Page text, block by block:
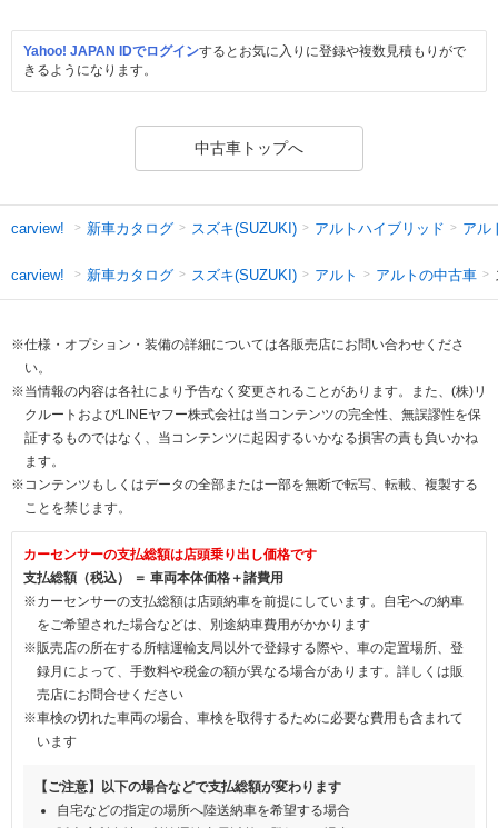
Yahoo! JAPAN IDでログインするとお気に入りに登録や複数見積もりがで
きるようになります。
中古車トップへ
carview! 新車カタログ スズキ(SUZUKI) アルトハイブリッド アル
carview! 新車カタログ スズキ(SUZUKI) アルト アルトの中古車
※仕様・オプション・装備の詳細については各販売店にお問い合わせくださ
い。
※当情報の内容は各社により予告なく変更されることがあります。また、(株)リ
クルートおよびLINEヤフー株式会社は当コンテンツの完全性、無誤謬性を保
証するものではなく、当コンテンツに起因するいかなる損害の責も負いかね
ます。
※コンテンツもしくはデータの全部または一部を無断で転写、転載、複製する
ことを禁じます。
カーセンサーの支払総額は店頭乗り出し価格です
支払総額（税込） ＝ 車両本体価格＋諸費用
※カーセンサーの支払総額は店頭納車を前提にしています。自宅への納車
をご希望された場合などは、別途納車費用がかかります
※販売店の所在する所轄運輸支局以外で登録する際や、車の定置場所、登
録月によって、手数料や税金の額が異なる場合があります。詳しくは販
売店にお問合せください
※車検の切れた車両の場合、車検を取得するために必要な費用も含まれて
います
【ご注意】以下の場合などで支払総額が変わります
自宅などの指定の場所へ陸送納車を希望する場合